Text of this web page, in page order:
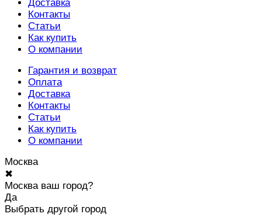
Доставка
Контакты
Статьи
Как купить
О компании
Гарантия и возврат
Оплата
Доставка
Контакты
Статьи
Как купить
О компании
Москва
✖
Москва ваш город?
Да
Выбрать другой город